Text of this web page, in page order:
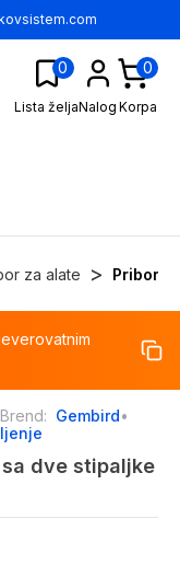
0
Lista željaNalog
0
Korpa
za alate > Pribor
%
Brend: Gembird•
sa dve stipaljke